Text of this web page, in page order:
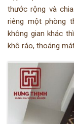
thước rộng và
riêng một phòng
không gian khác
khô ráo, thoáng